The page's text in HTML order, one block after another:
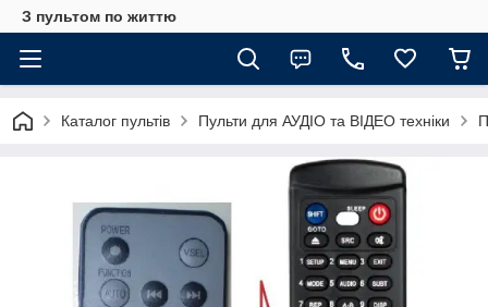
З пультом по життю
Каталог пультів Пульти для АУДІО та ВІДЕО техніки